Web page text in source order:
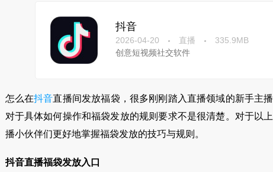
抖音
2026-04-20 直播
335.9MB
创意短视频社交软件
怎么在抖音直播间发放福袋，很多刚刚踏入直播领域的新手主
对于具体如何操作和福袋发放的规则要求不是很清楚。对于以
播小伙伴们更好地掌握福袋发放的技巧与规则。
抖音直播福袋发放入口